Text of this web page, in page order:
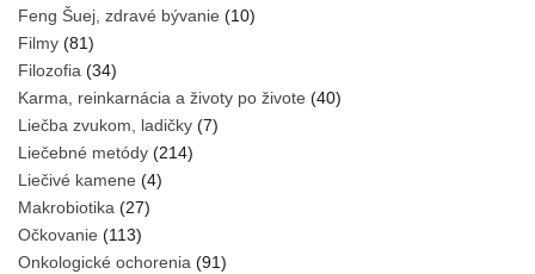
Feng Šuej, zdravé bývanie (10)
Filmy (81)
Filozofia (34)
Karma, reinkarnácia a životy po živote (40)
Liečba zvukom, ladičky (7)
Liečebné metódy (214)
Liečivé kamene (4)
Makrobiotika (27)
Očkovanie (113)
Onkologické ochorenia (91)